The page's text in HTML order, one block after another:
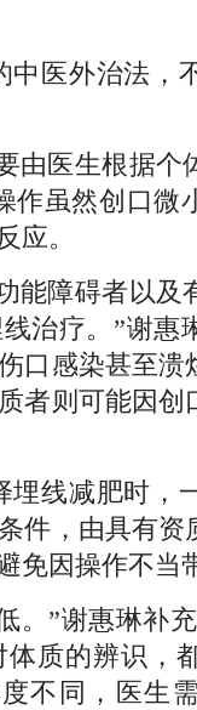
中医外治法，
由医生根据个
作虽然创口微
应。
能障碍者以及
治疗。”谢惠
口感染甚至溃
者则可能因创
埋线减肥时，
件，由具有资
免因操作不当
。”谢惠琳补
质的辨识，
不同，医生